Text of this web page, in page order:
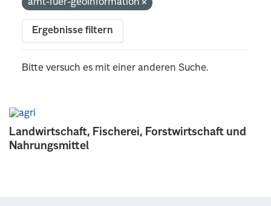
Landwirtschaft, Fischerei, Forstwirtschaft und
Nahrungsmittel
amt-fuer-geoinformation
Ergebnisse filtern
Bitte versuch es mit einer anderen Suche.